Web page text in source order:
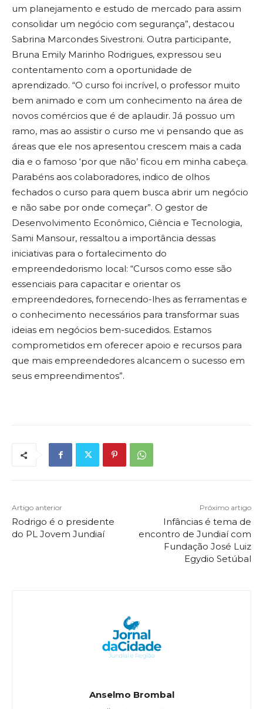
um planejamento e estudo de mercado para assim
consolidar um negócio com segurança”, destacou
Sabrina Marcondes Sivestroni. Outra participante,
Bruna Emily Marinho Rodrigues, expressou seu
contentamento com a oportunidade de
aprendizado. “O curso foi incrível, o professor muito
bem animado e com um conhecimento na área de
novos comércios que é de aplaudir. Já possuo um
ramo, mas ao assistir o curso me vi pensando que as
áreas que ele nos apresentou crescem mais a cada
dia e o famoso ‘por que não’ ficou em minha cabeça.
Parabéns aos colaboradores, indico de olhos
fechados o curso para quem busca abrir um negócio
e não sabe por onde começar”. O gestor de
Desenvolvimento Econômico, Ciência e Tecnologia,
Sami Mansour, ressaltou a importância dessas
iniciativas para o fortalecimento do
empreendedorismo local: “Cursos como esse são
essenciais para capacitar e orientar os
empreendedores, fornecendo-lhes as ferramentas e
o conhecimento necessários para transformar suas
ideias em negócios bem-sucedidos. Estamos
comprometidos em oferecer apoio e recursos para
que mais empreendedores alcancem o sucesso em
seus empreendimentos”.
Artigo anterior
Rodrigo é o presidente
do PL Jovem Jundiaí
Próximo artigo
Infâncias é tema de
encontro de Jundiaí com
Fundação José Luiz
Egydio Setúbal
Anselmo Brombal